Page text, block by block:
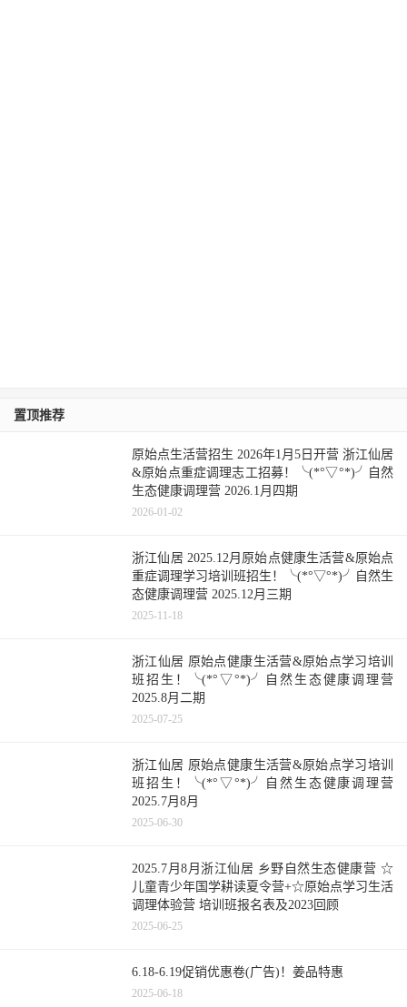
置顶推荐
原始点生活营招生 2026年1月5日开营 浙江仙居
&原始点重症调理志工招募！╰(*°▽°*)╯自然
生态健康调理营 2026.1月四期
2026-01-02
浙江仙居 2025.12月原始点健康生活营&原始点
重症调理学习培训班招生！╰(*°▽°*)╯自然生
态健康调理营 2025.12月三期
2025-11-18
浙江仙居 原始点健康生活营&原始点学习培训
班招生！╰(*°▽°*)╯自然生态健康调理营
2025.8月二期
2025-07-25
浙江仙居 原始点健康生活营&原始点学习培训
班招生！╰(*°▽°*)╯自然生态健康调理营
2025.7月8月
2025-06-30
2025.7月8月浙江仙居 乡野自然生态健康营 ☆
儿童青少年国学耕读夏令营+☆原始点学习生活
调理体验营 培训班报名表及2023回顾
2025-06-25
6.18-6.19促销优惠卷(广告)！姜品特惠
2025-06-18